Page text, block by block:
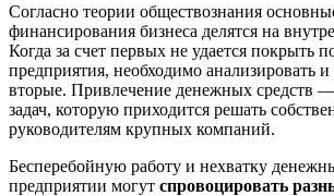
Согласно теории обществознания
финансирования бизнеса делятся на
Когда за счет первых не удается покрыть
предприятия, необходимо анализировать и
вторые. Привлечение денежных средств
задач, которую приходится решать
руководителям крупных компаний.
Бесперебойную работу и нехватку
предприятии могут спровоцировать